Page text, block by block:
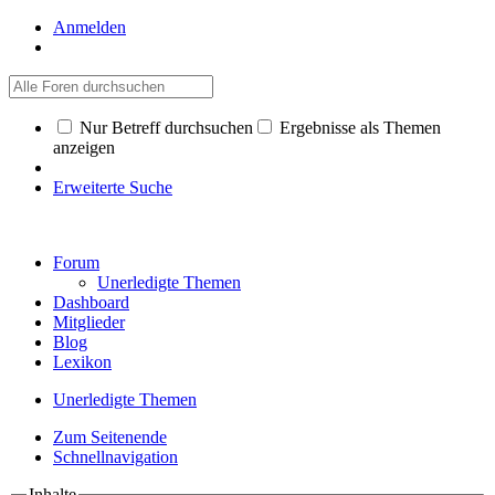
Anmelden
Nur Betreff durchsuchen
Ergebnisse als Themen
anzeigen
Erweiterte Suche
Forum
Unerledigte Themen
Dashboard
Mitglieder
Blog
Lexikon
Unerledigte Themen
Zum Seitenende
Schnellnavigation